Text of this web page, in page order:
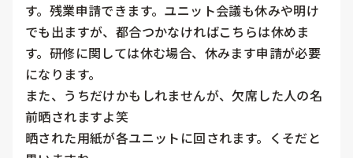
す。残業申請できます。ユニット会議も休みや明け
でも出ますが、都合つかなければこちらは休めま
す。研修に関しては休む場合、休みます申請が必要
になります。
また、うちだけかもしれませんが、欠席した人の名
前晒されますよ笑
晒された用紙が各ユニットに回されます。くそだと